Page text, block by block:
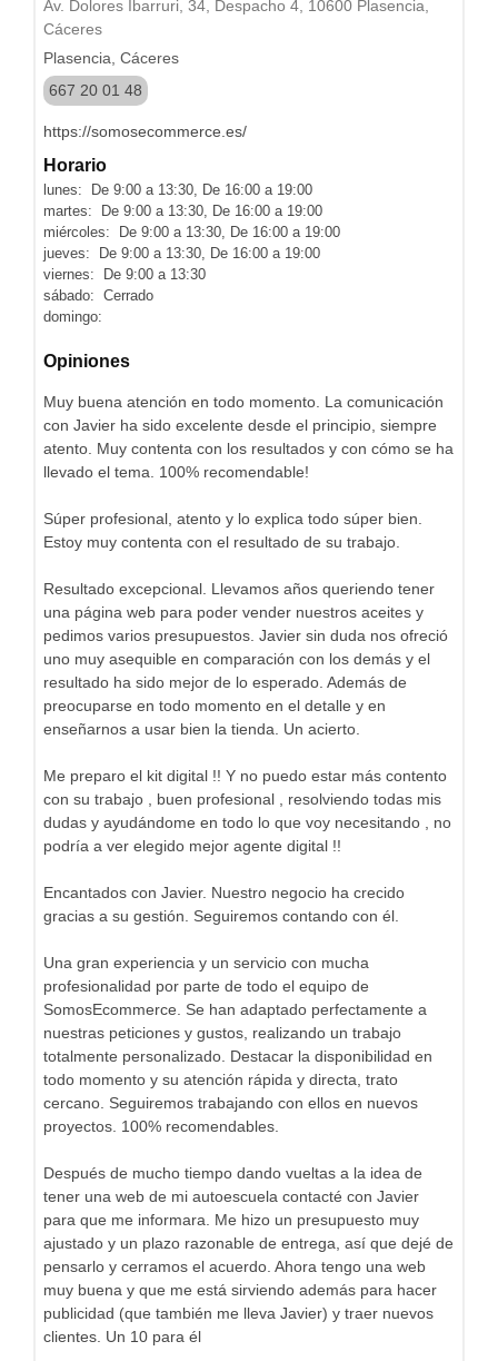
Av. Dolores Ibarruri, 34, Despacho 4, 10600 Plasencia,
Cáceres
Plasencia, Cáceres
667 20 01 48
https://somosecommerce.es/
Horario
lunes: De 9:00 a 13:30, De 16:00 a 19:00
martes: De 9:00 a 13:30, De 16:00 a 19:00
miércoles: De 9:00 a 13:30, De 16:00 a 19:00
jueves: De 9:00 a 13:30, De 16:00 a 19:00
viernes: De 9:00 a 13:30
sábado: Cerrado
domingo:
Opiniones
Muy buena atención en todo momento. La comunicación
con Javier ha sido excelente desde el principio, siempre
atento. Muy contenta con los resultados y con cómo se ha
llevado el tema. 100% recomendable!
Súper profesional, atento y lo explica todo súper bien.
Estoy muy contenta con el resultado de su trabajo.
Resultado excepcional. Llevamos años queriendo tener
una página web para poder vender nuestros aceites y
pedimos varios presupuestos. Javier sin duda nos ofreció
uno muy asequible en comparación con los demás y el
resultado ha sido mejor de lo esperado. Además de
preocuparse en todo momento en el detalle y en
enseñarnos a usar bien la tienda. Un acierto.
Me preparo el kit digital !! Y no puedo estar más contento
con su trabajo , buen profesional , resolviendo todas mis
dudas y ayudándome en todo lo que voy necesitando , no
podría a ver elegido mejor agente digital !!
Encantados con Javier. Nuestro negocio ha crecido
gracias a su gestión. Seguiremos contando con él.
Una gran experiencia y un servicio con mucha
profesionalidad por parte de todo el equipo de
SomosEcommerce. Se han adaptado perfectamente a
nuestras peticiones y gustos, realizando un trabajo
totalmente personalizado. Destacar la disponibilidad en
todo momento y su atención rápida y directa, trato
cercano. Seguiremos trabajando con ellos en nuevos
proyectos. 100% recomendables.
Después de mucho tiempo dando vueltas a la idea de
tener una web de mi autoescuela contacté con Javier
para que me informara. Me hizo un presupuesto muy
ajustado y un plazo razonable de entrega, así que dejé de
pensarlo y cerramos el acuerdo. Ahora tengo una web
muy buena y que me está sirviendo además para hacer
publicidad (que también me lleva Javier) y traer nuevos
clientes. Un 10 para él